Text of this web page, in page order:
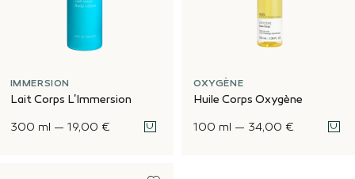
IMMERSION
Lait Corps L'Immersion
300 ml — 19,00 €
OXYGÈNE
Huile Corps Oxygène
100 ml — 34,00 €